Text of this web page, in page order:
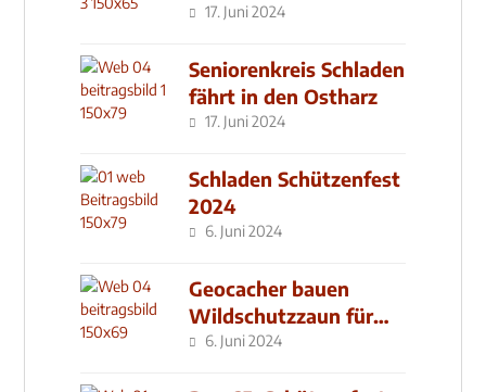
17. Juni 2024
Seniorenkreis Schladen
fährt in den Ostharz
17. Juni 2024
Schladen Schützenfest
2024
6. Juni 2024
Geocacher bauen
Wildschutzzaun für
den MachMit! Wald
6. Juni 2024